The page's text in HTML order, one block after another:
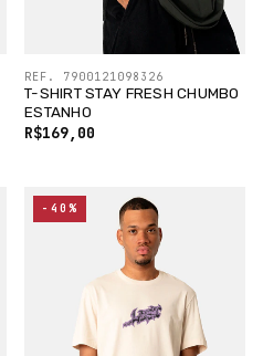
T-SHIRT STAY FRESH CHUMBO
ESTANHO
R$169,00
REF. 7900121098326
-40%